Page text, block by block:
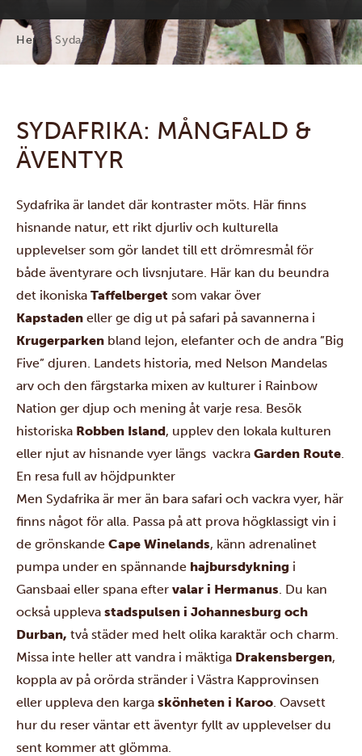
Hem Sydafrika
SYDAFRIKA: MÅNGFALD &
ÄVENTYR
Sydafrika är landet där kontraster möts. Här finns
hisnande natur, ett rikt djurliv och kulturella
upplevelser som gör landet till ett drömresmål för
både äventyrare och livsnjutare. Här kan du beundra
det ikoniska Taffelberget som vakar över
Kapstaden eller ge dig ut på safari på savannerna i
Krugerparken bland lejon, elefanter och de andra ”Big
Five” djuren. Landets historia, med Nelson Mandelas
arv och den färgstarka mixen av kulturer i Rainbow
Nation ger djup och mening åt varje resa. Besök
historiska Robben Island, upplev den lokala kulturen
eller njut av hisnande vyer längs vackra Garden Route.
En resa full av höjdpunkter
Men Sydafrika är mer än bara safari och vackra vyer, här
finns något för alla. Passa på att prova högklassigt vin i
de grönskande Cape Winelands, känn adrenalinet
pumpa under en spännande hajbursdykning i
Gansbaai eller spana efter valar i Hermanus. Du kan
också uppleva stadspulsen i Johannesburg och
Durban, två städer med helt olika karaktär och charm.
Missa inte heller att vandra i mäktiga Drakensbergen,
koppla av på orörda stränder i Västra Kapprovinsen
eller uppleva den karga skönheten i Karoo. Oavsett
hur du reser väntar ett äventyr fyllt av upplevelser du
sent kommer att glömma.